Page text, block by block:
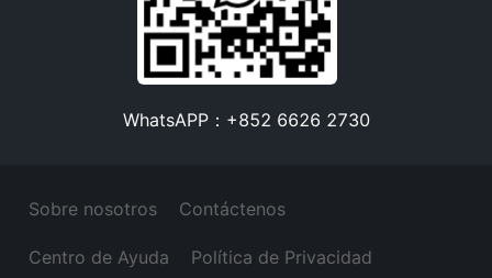
WhatsAPP：+852 6626 2730
Sobre nosotros Contáctenos
Centro de Ayuda Política de Privacidad